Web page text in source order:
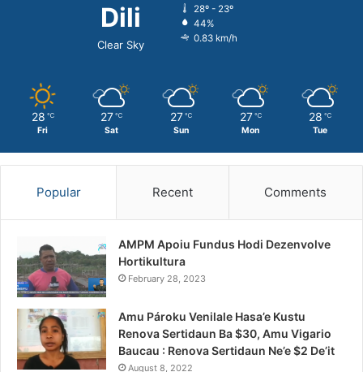
Dili
Clear Sky
28º - 23º
44%
0.83 km/h
28 ℃
Fri
27 ℃
Sat
27 ℃
Sun
27 ℃
Mon
28 ℃
Tue
Popular Recent Comments
AMPM Apoiu Fundus Hodi Dezenvolve
Hortikultura
February 28, 2023
Amu Pároku Venilale Hasa’e Kustu
Renova Sertidaun Ba $30, Amu Vigario
Baucau : Renova Sertidaun Ne’e $2 De’it
August 8, 2022